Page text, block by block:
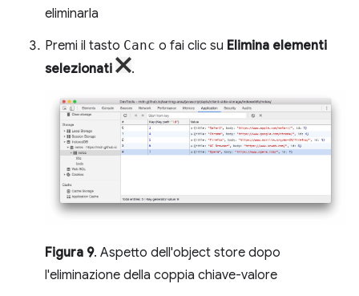
eliminarla
Premi il tasto Canc o fai clic su Elimina elementi
selezionati
.
Figura 9. Aspetto dell'object store dopo
l'eliminazione della coppia chiave-valore